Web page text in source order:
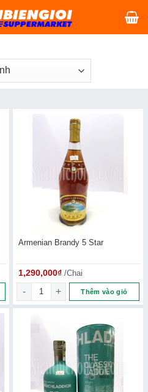
Armenian Brandy 5 Star
1,290,000₫ /Chai
Armenian Brandy 5 Star số
Thêm vào giỏ